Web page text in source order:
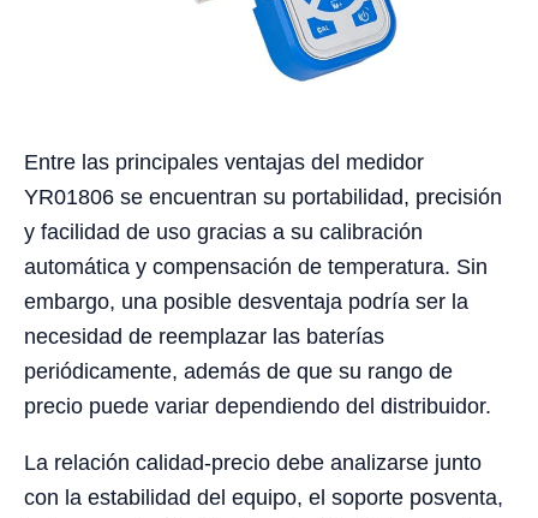
Entre las principales ventajas del medidor
YR01806 se encuentran su portabilidad, precisión
y facilidad de uso gracias a su calibración
automática y compensación de temperatura. Sin
embargo, una posible desventaja podría ser la
necesidad de reemplazar las baterías
periódicamente, además de que su rango de
precio puede variar dependiendo del distribuidor.
La relación calidad-precio debe analizarse junto
con la estabilidad del equipo, el soporte posventa,